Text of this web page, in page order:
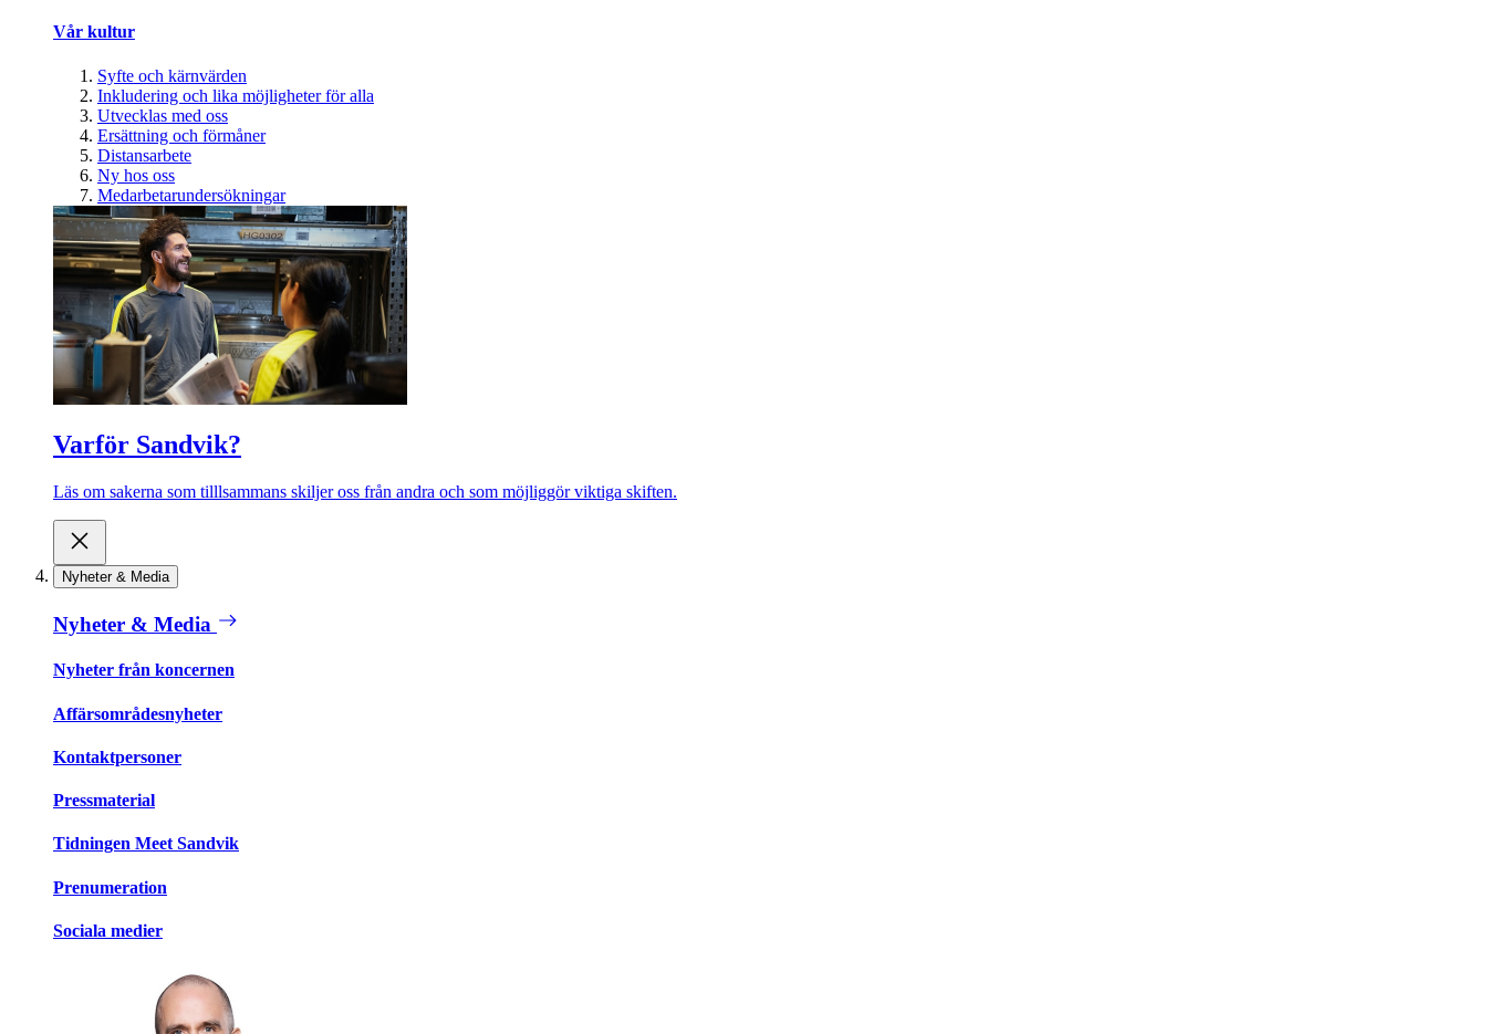
Vår kultur
Syfte och kärnvärden
Inkludering och lika möjligheter för alla
Utvecklas med oss
Ersättning och förmåner
Distansarbete
Ny hos oss
Medarbetarundersökningar
Varför Sandvik?
Läs om sakerna som tilllsammans skiljer oss från andra och som möjliggör viktiga skiften.
Nyheter & Media
Nyheter & Media
Nyheter från koncernen
Affärsområdesnyheter
Kontaktpersoner
Pressmaterial
Tidningen Meet Sandvik
Prenumeration
Sociala medier